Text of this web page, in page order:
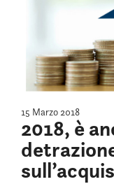
15 Marzo 2018
2018, è